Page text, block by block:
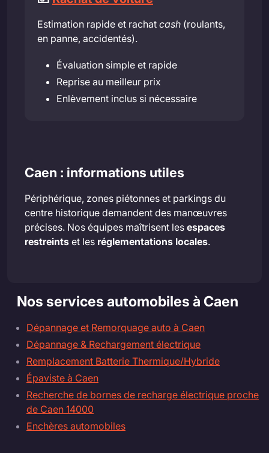
Estimation rapide et rachat cash (roulants,
en panne, accidentés).
Évaluation simple et rapide
Reprise au meilleur prix
Enlèvement inclus si nécessaire
Caen : informations utiles
Périphérique, zones piétonnes et parkings du
centre historique demandent des manœuvres
précises. Nos équipes maîtrisent les espaces
restreints et les réglementations locales.
Nos services automobiles à Caen
Dépannage et Remorquage auto à Caen
Dépannage & Rechargement électrique
Remplacement Batterie Thermique/Hybride
Épaviste à Caen
Recherche de bornes de recharge électrique proche
de Caen 14000
Enchères automobiles